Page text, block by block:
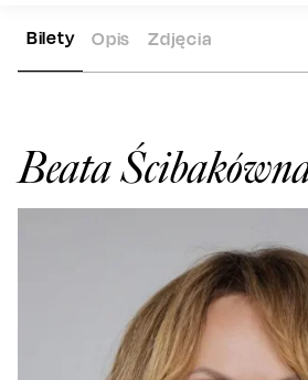
ADRIA ART ARTYŚCI BEATA
Beata
Bilety Opis Zdjęcia